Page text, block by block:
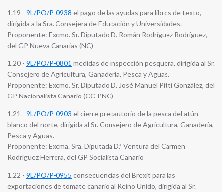
1.19 - 9L/PO/P-0938 el pago de las ayudas para libros de texto,
dirigida a la Sra. Consejera de Educación y Universidades.
Proponente: Excmo. Sr. Diputado D. Román Rodríguez Rodríguez,
del GP Nueva Canarias (NC)
1.20 - 9L/PO/P-0801 medidas de inspección pesquera, dirigida al Sr.
Consejero de Agricultura, Ganadería, Pesca y Aguas.
Proponente: Excmo. Sr. Diputado D. José Manuel Pitti González, del
GP Nacionalista Canario (CC-PNC)
1.21 - 9L/PO/P-0903 el cierre precautorio de la pesca del atún
blanco del norte, dirigida al Sr. Consejero de Agricultura, Ganadería,
Pesca y Aguas.
Proponente: Excma. Sra. Diputada D.ª Ventura del Carmen
Rodríguez Herrera, del GP Socialista Canario
1.22 - 9L/PO/P-0955 consecuencias del Brexit para las
exportaciones de tomate canario al Reino Unido, dirigida al Sr.